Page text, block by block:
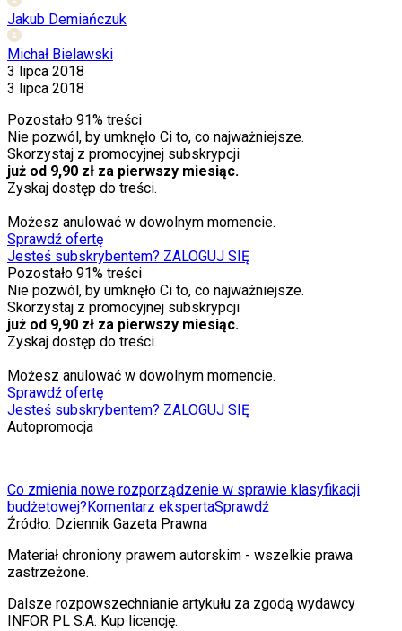
Jakub Demiańczuk
Michał Bielawski
3 lipca 2018
3 lipca 2018
Pozostało 91% treści
Nie pozwól, by umknęło Ci to, co najważniejsze.
Skorzystaj z promocyjnej subskrypcji
już od 9,90 zł za pierwszy miesiąc.
Zyskaj dostęp do treści.
Możesz anulować w dowolnym momencie.
Sprawdź ofertę
Jesteś subskrybentem? ZALOGUJ SIĘ
Pozostało 91% treści
Nie pozwól, by umknęło Ci to, co najważniejsze.
Skorzystaj z promocyjnej subskrypcji
już od 9,90 zł za pierwszy miesiąc.
Zyskaj dostęp do treści.
Możesz anulować w dowolnym momencie.
Sprawdź ofertę
Jesteś subskrybentem? ZALOGUJ SIĘ
Autopromocja
Co zmienia nowe rozporządzenie w sprawie klasyfikacji
budżetowej?Komentarz ekspertaSprawdź
Źródło: Dziennik Gazeta Prawna
Materiał chroniony prawem autorskim - wszelkie prawa
zastrzeżone.
Dalsze rozpowszechnianie artykułu za zgodą wydawcy
INFOR PL S.A. Kup licencję.